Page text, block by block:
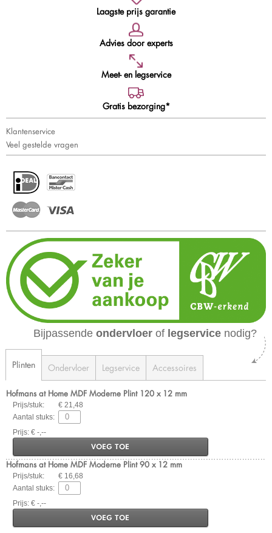
Laagste prijs garantie
Advies door experts
Meet- en legservice
Gratis bezorging*
Klantenservice
Veel gestelde vragen
Bijpassende ondervloer of legservice nodig?
Plinten Ondervloer Legservice Accessoires
Hofmans at Home MDF Moderne Plint 120 x 12 mm
Prijs/stuk:
€ 21,48
Aantal stuks:
Prijs: € -,--
VOEG TOE
Hofmans at Home MDF Moderne Plint 90 x 12 mm
Prijs/stuk:
€ 16,68
Aantal stuks:
Prijs: € -,--
VOEG TOE